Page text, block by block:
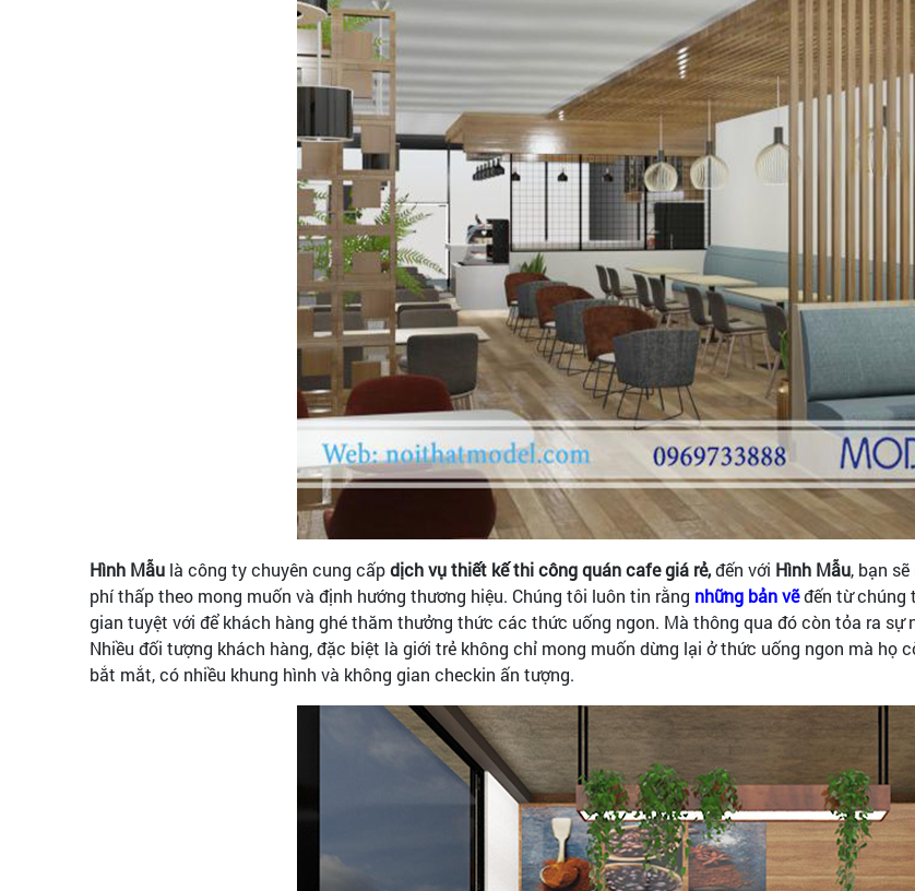
Hình Mẫu là công ty chuyên cung cấpdịch vụ thiết kế thi công quán cafe giá rẻ,đến với Hình Mẫu, bạn
phí thấp theo mong muốn và định hướng thương hiệu. Chúng tôi luôn tin rằng những bản vẽđến từ chúng
gian tuyệt với để khách hàng ghé thăm thưởng thức các thức uống ngon. Mà thông qua đó còn tỏa ra sự
Nhiều đối tượng khách hàng, đặc biệt là giới trẻ không chỉ mong muốn dừng lại ở thức uống ngon mà họ
bắt mắt, có nhiều khung hình và không gian checkin ấn tượng.